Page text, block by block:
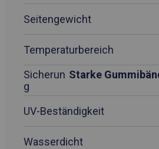
Seitengewicht
Temperaturbereich
Sicherun
g
Starke
UV-Beständigkeit
Wasserdicht